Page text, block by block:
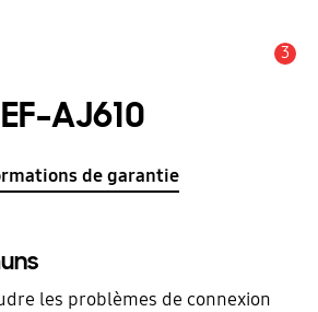
3
EF-AJ610
de garantie
les problèmes de connexion